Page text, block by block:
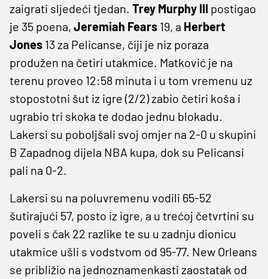
zaigrati sljedeći tjedan. Trey Murphy III postigao
je 35 poena, Jeremiah Fears 19, a Herbert
Jones 13 za Pelicanse, čiji je niz poraza
produžen na četiri utakmice. Matković je na
terenu proveo 12:58 minuta i u tom vremenu uz
stopostotni šut iz igre (2/2) zabio četiri koša i
ugrabio tri skoka te dodao jednu blokadu.
Lakersi su poboljšali svoj omjer na 2-0 u skupini
B Zapadnog dijela NBA kupa, dok su Pelicansi
pali na 0-2.
Lakersi su na poluvremenu vodili 65-52
šutirajući 57, posto iz igre, a u trećoj četvrtini su
poveli s čak 22 razlike te su u zadnju dionicu
utakmice ušli s vodstvom od 95-77. New Orleans
se približio na jednoznamenkasti zaostatak od